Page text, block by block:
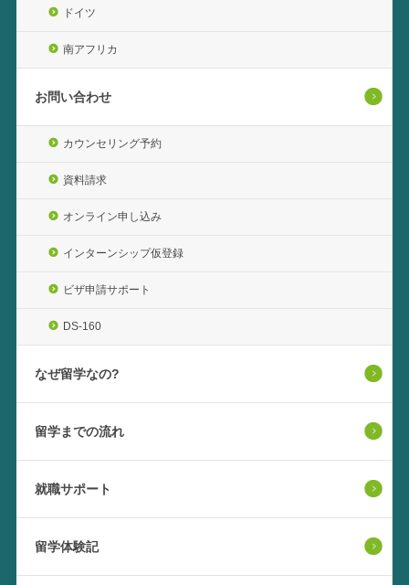
ドイツ
南アフリカ
お問い合わせ
カウンセリング予約
資料請求
オンライン申し込み
インターンシップ仮登録
ビザ申請サポート
DS-160
なぜ留学なの?
留学までの流れ
就職サポート
留学体験記